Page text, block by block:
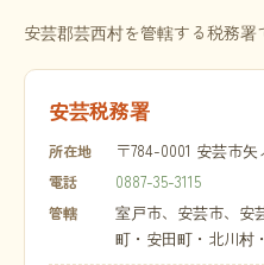
安芸郡芸西村を管轄する税務署
安芸税務署
所在地 〒784-0001 安芸市
電話 0887-35-3115
管轄
室戸市、安芸市、安
町・安田町・北川村